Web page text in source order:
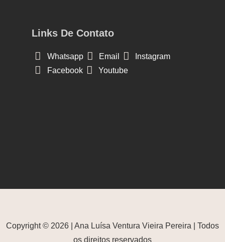
Links De Contato
Whatsapp Email
Instagram
Facebook
Youtube
Copyright © 2026 | Ana Luísa Ventura Vieira Pereira | Todos
os direitos reservados